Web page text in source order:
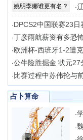
姚明李娜谁更有名？ ·
·DPCS2中国联赛23
·丁彦雨航薪资有多恐
·欧洲杯-西班牙1-2遭
·公牛险胜掘金 状元27
· 比赛过程中苏伟抡与
占卜算命
·
·